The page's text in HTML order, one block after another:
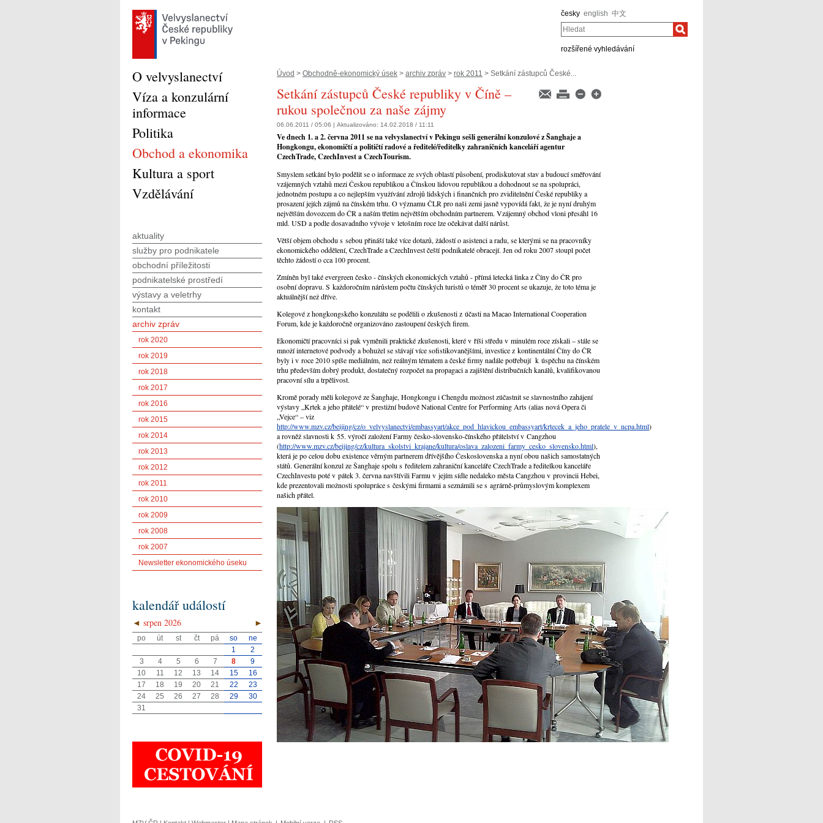
česky english 中文
Hledat
rozšířené vyhledávání
Úvod > Obchodně-ekonomický úsek > archiv zpráv > rok 2011 > Setkání zástupců České...
Setkání zástupců České republiky v Číně –
rukou společnou za naše zájmy
06.06.2011 / 05:06 | Aktualizováno: 14.02.2018 / 11:11
Ve dnech 1. a 2. června 2011 se na velvyslanectví v Pekingu sešli generální konzulové z Šanghaje a
Hongkongu, ekonomičtí a političtí radové a ředitelé/ředitelky zahraničních kanceláří agentur
CzechTrade, CzechInvest a CzechTourism.
Smyslem setkání bylo podělit se o informace ze svých oblastí působení, prodiskutovat stav a budoucí směřování
vzájemných vztahů mezi Českou republikou a Čínskou lidovou republikou a dohodnout se na spolupráci,
jednotném postupu a co nejlepším využívání zdrojů lidských i finančních pro zviditelnění České republiky a
prosazení jejích zájmů na čínském trhu. O významu ČLR pro naši zemi jasně vypovídá fakt, že je nyní druhým
největším dovozcem do ČR a naším třetím největším obchodním partnerem. Vzájemný obchod vloni přesáhl 16
mld. USD a podle dosavadního vývoje v letošním roce lze očekávat další nárůst.
Větší objem obchodu s sebou přináší také více dotazů, žádostí o asistenci a radu, se kterými se na pracovníky
ekonomického oddělení, CzechTrade a CzechInvest čeští podnikatelé obracejí. Jen od roku 2007 stoupl počet
těchto žádostí o cca 100 procent.
Zmíněn byl také evergreen česko - čínských ekonomických vztahů - přímá letecká linka z Číny do ČR pro
osobní dopravu. S každoročním nárůstem počtu čínských turistů o téměř 30 procent se ukazuje, že toto téma je
aktuálnější než dříve.
Kolegové z hongkongského konzulátu se podělili o zkušenosti z účasti na Macao International Cooperation
Forum, kde je každoročně organizováno zastoupení českých firem.
Ekonomičtí pracovníci si pak vyměnili praktické zkušenosti, které v říši středu v minulém roce získali – stále se
množí internetové podvody a bohužel se stávají více sofistikovanějšími, investice z kontinentální Číny do ČR
byly i v roce 2010 spíše mediálním, než reálným tématem a české firmy nadále potřebují k úspěchu na čínském
trhu především dobrý produkt, dostatečný rozpočet na propagaci a zajištění distribučních kanálů, kvalifikovanou
pracovní sílu a trpělivost.
Kromě porady měli kolegové ze Šanghaje, Hongkongu i Chengdu možnost zúčastnit se slavnostního zahájení
výstavy „Krtek a jeho přátelé“ v prestižní budově National Centre for Performing Arts (alias nová Opera či
„Vejce“ – viz
http://www.mzv.cz/beijing/cz/o_velvyslanectvi/embassyart/akce_pod_hlavickou_embassyart/krtecek_a_jeho_pratele_v_ncpa.html)
a rovněž slavnosti k 55. výročí založení Farmy česko-slovensko-čínského přátelství v Cangzhou
(http://www.mzv.cz/beijing/cz/kultura_skolstvi_krajane/kultura/oslava_zalozeni_farmy_cesko_slovensko.html),
která je po celou dobu existence věrným partnerem dřívějšího Československa a nyní obou našich samostatných
států. Generální konzul ze Šanghaje spolu s ředitelem zahraniční kanceláře CzechTrade a ředitelkou kanceláře
CzechInvestu poté v pátek 3. června navštívili Farmu v jejím sídle nedaleko města Cangzhou v provincii Hebei,
kde prezentovali možnosti spolupráce s českými firmami a seznámili se s agrárně-průmyslovým komplexem
našich přátel.
O velvyslanectví
Víza a konzulární
informace
Politika
Obchod a ekonomika
Kultura a sport
Vzdělávání
aktuality
služby pro podnikatele
obchodní příležitosti
podnikatelské prostředí
výstavy a veletrhy
kontakt
archiv zpráv
rok 2020
rok 2019
rok 2018
rok 2017
rok 2016
rok 2015
rok 2014
rok 2013
rok 2012
rok 2011
rok 2010
rok 2009
rok 2008
rok 2007
Newsletter ekonomického úseku
kalendář událostí
◄ ►
srpen 2026
po út st čt pá so
ne
1
2
3
4 5 6 7 8
9
10
11 12 13 14 15
16
17
18 19 20 21 22
23
24
25 26 27 28 29
30
31